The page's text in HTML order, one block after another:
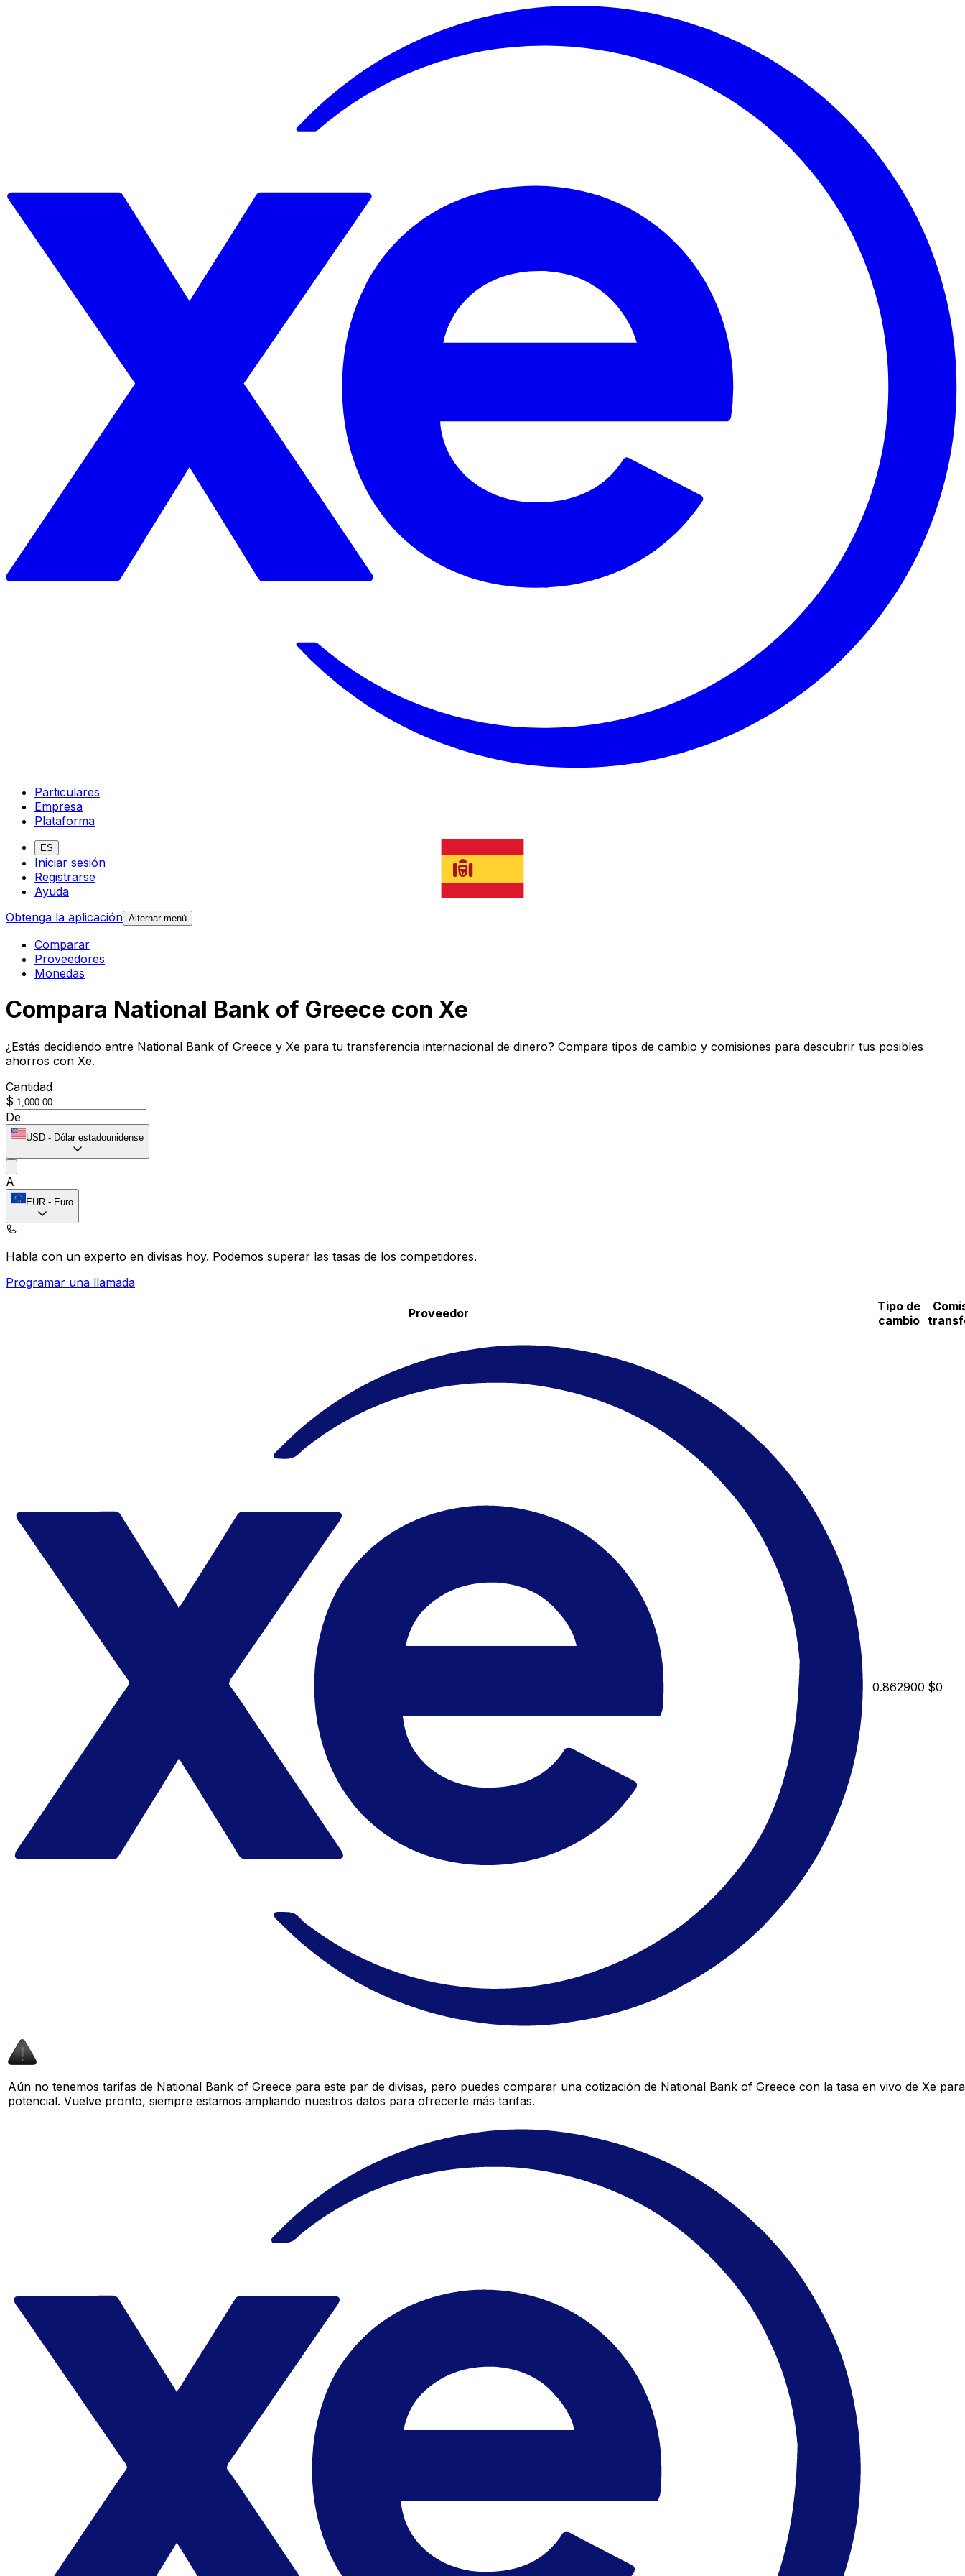
Particulares
Empresa
Plataforma
ES
Iniciar sesión
Registrarse
Ayuda
Obtenga la aplicación Alternar menú
Comparar
Proveedores
Monedas
Compara National Bank of Greece con Xe
¿Estás decidiendo entre National Bank of Greece y Xe para tu transferencia internacional de dinero? Compara tipos de cambio y comisiones para descubrir tus posibles
ahorros con Xe.
Cantidad
$
De
USD - Dólar estadounidense
A
EUR - Euro
Habla con un experto en divisas hoy. Podemos superar las tasas de los competidores.
Programar una llamada
Proveedor
Tipo de
cambio
0.862900 $0
Aún no tenemos tarifas de National Bank of Greece para este par de divisas, pero puedes comparar una cotización de National Bank of Greece con la tasa en vivo de Xe
potencial. Vuelve pronto, siempre estamos ampliando nuestros datos para ofrecerte más tarifas.